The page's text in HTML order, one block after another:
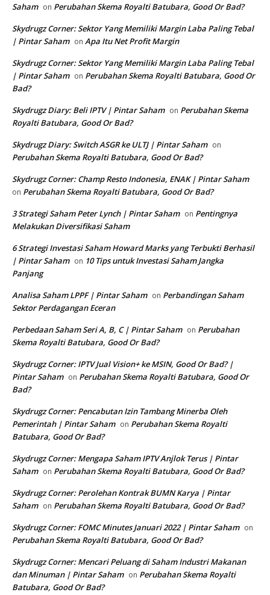
Saham on Perubahan Skema Royalti Batubara, Good Or Bad?
Skydrugz Corner: Sektor Yang Memiliki Margin Laba Paling Tebal
| Pintar Saham on Apa Itu Net Profit Margin
Skydrugz Corner: Sektor Yang Memiliki Margin Laba Paling Tebal
| Pintar Saham on Perubahan Skema Royalti Batubara, Good Or
Bad?
Skydrugz Diary: Beli IPTV | Pintar Saham on Perubahan Skema
Royalti Batubara, Good Or Bad?
Skydrugz Diary: Switch ASGR ke ULTJ | Pintar Saham on
Perubahan Skema Royalti Batubara, Good Or Bad?
Skydrugz Corner: Champ Resto Indonesia, ENAK | Pintar Saham
on Perubahan Skema Royalti Batubara, Good Or Bad?
3 Strategi Saham Peter Lynch | Pintar Saham on Pentingnya
Melakukan Diversifikasi Saham
6 Strategi Investasi Saham Howard Marks yang Terbukti Berhasil
| Pintar Saham on 10 Tips untuk Investasi Saham Jangka
Panjang
Analisa Saham LPPF | Pintar Saham on Perbandingan Saham
Sektor Perdagangan Eceran
Perbedaan Saham Seri A, B, C | Pintar Saham on Perubahan
Skema Royalti Batubara, Good Or Bad?
Skydrugz Corner: IPTV Jual Vision+ ke MSIN, Good Or Bad? |
Pintar Saham on Perubahan Skema Royalti Batubara, Good Or
Bad?
Skydrugz Corner: Pencabutan Izin Tambang Minerba Oleh
Pemerintah | Pintar Saham on Perubahan Skema Royalti
Batubara, Good Or Bad?
Skydrugz Corner: Mengapa Saham IPTV Anjlok Terus | Pintar
Saham on Perubahan Skema Royalti Batubara, Good Or Bad?
Skydrugz Corner: Perolehan Kontrak BUMN Karya | Pintar
Saham on Perubahan Skema Royalti Batubara, Good Or Bad?
Skydrugz Corner: FOMC Minutes Januari 2022 | Pintar Saham on
Perubahan Skema Royalti Batubara, Good Or Bad?
Skydrugz Corner: Mencari Peluang di Saham Industri Makanan
dan Minuman | Pintar Saham on Perubahan Skema Royalti
Batubara, Good Or Bad?